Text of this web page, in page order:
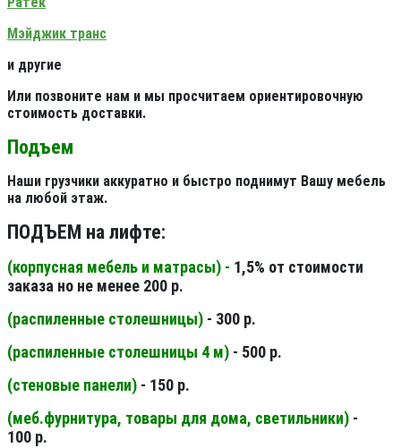
Мэйджик транс
и другие
Или позвоните нам и мы просчитаем ориентировочную
стоимость доставки.
Подъем
Наши грузчики аккуратно и быстро поднимут Вашу мебель
на любой этаж.
ПОДЪЕМ на лифте:
(корпусная мебель и матрасы) - 1,5% от стоимости
заказа но не менее 200 р.
(распиленные столешницы) - 300 р.
(распиленные столешницы 4 м) - 500 р.
(стеновые панели) - 150 р.
(меб.фурнитура, товары для дома, светильники) -
100 р.